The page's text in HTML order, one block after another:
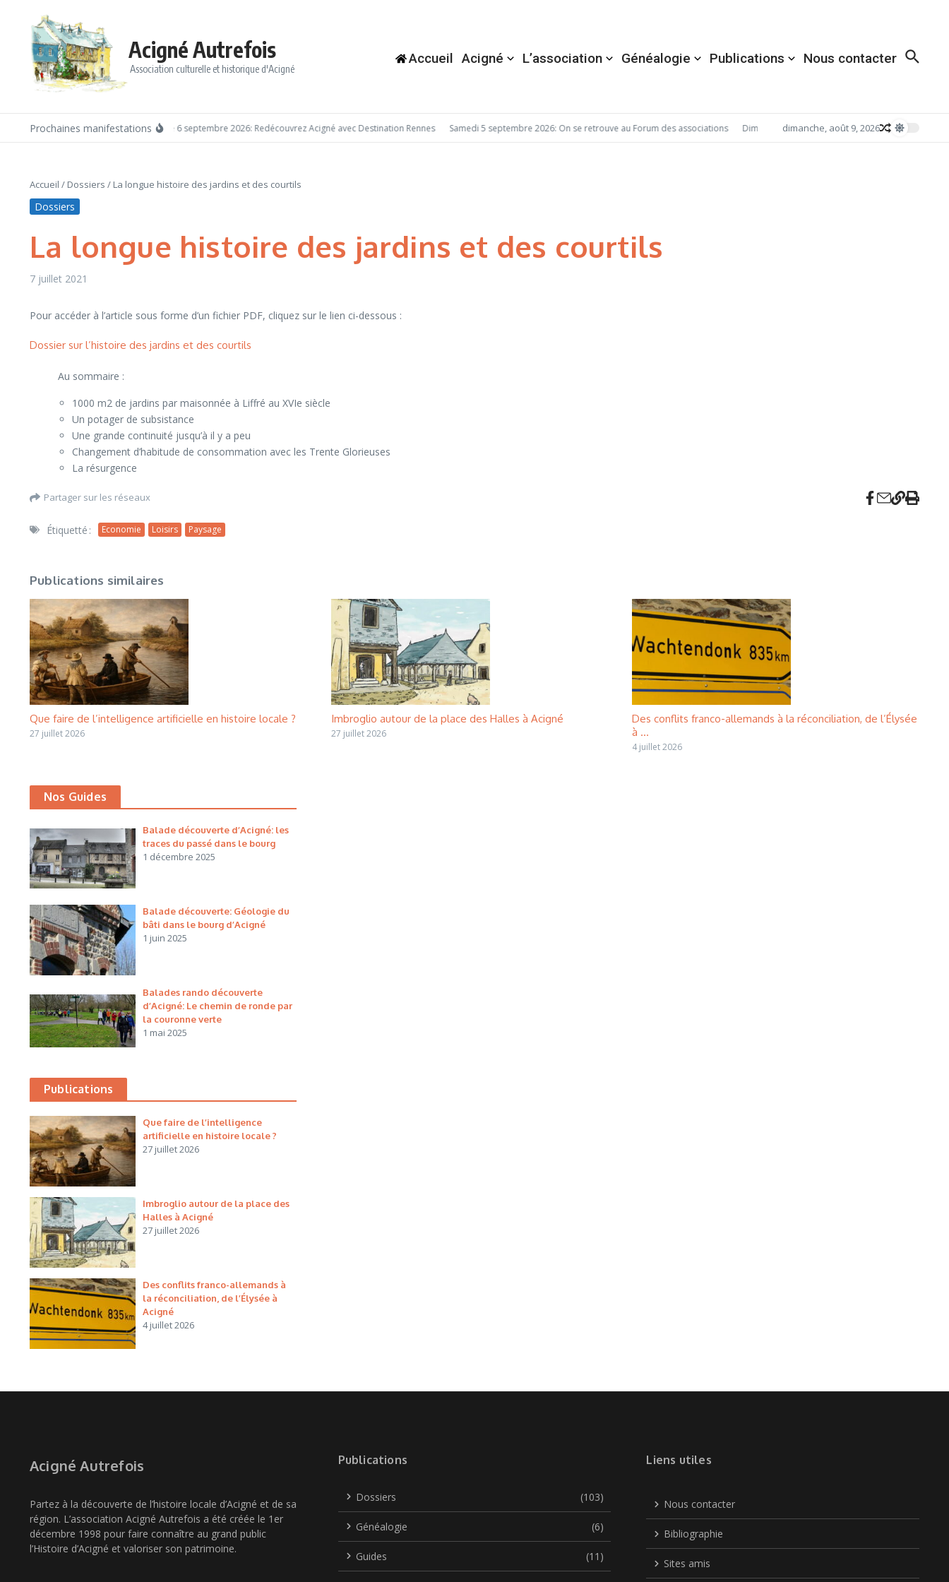
Acigné Autrefois
Association culturelle et historique d'Acigné
Accueil Acigné L’association Généalogie Publications Nous contacter
Prochaines manifestationsDimanche 6 septembre 2026: Redécouvrez Acigné avec Destination Rennes Samedi 5 septembre 2026: On se retrouve au Forum des associations Dimanche 6 septembre 2026: Redécouvrez Acigné
dimanche, août 9, 2026
Accueil / Dossiers / La longue histoire des jardins et des courtils
Dossiers
La longue histoire des jardins et des courtils
7 juillet 2021
Pour accéder à l’article sous forme d’un fichier PDF, cliquez sur le lien ci-dessous :
Dossier sur l’histoire des jardins et des courtils
Au sommaire :
1000 m2 de jardins par maisonnée à Liffré au XVIe siècle
Un potager de subsistance
Une grande continuité jusqu’à il y a peu
Changement d’habitude de consommation avec les Trente Glorieuses
La résurgence
Partager sur les réseaux
Étiquetté : Economie Loisirs Paysage
Publications similaires
Que faire de l’intelligence artificielle en histoire locale ?
27 juillet 2026
Imbroglio autour de la place des Halles à Acigné
27 juillet 2026
Des conflits franco-allemands à la réconciliation, de l’Élysée
à ...
4 juillet 2026
Nos Guides
Balade découverte d’Acigné: les
traces du passé dans le bourg
1 décembre 2025
Balade découverte: Géologie du
bâti dans le bourg d’Acigné
1 juin 2025
Balades rando découverte
d’Acigné: Le chemin de ronde par
la couronne verte
1 mai 2025
Publications
Que faire de l’intelligence
artificielle en histoire locale ?
27 juillet 2026
Imbroglio autour de la place des
Halles à Acigné
27 juillet 2026
Des conflits franco-allemands à
la réconciliation, de l’Élysée à
Acigné
4 juillet 2026
Acigné Autrefois
Partez à la découverte de l’histoire locale d’Acigné et de sa
région. L’association Acigné Autrefois a été créée le 1er
décembre 1998 pour faire connaître au grand public
l’Histoire d’Acigné et valoriser son patrimoine.
Publications
Dossiers (103)
Généalogie (6)
Guides (11)
Liens utiles
Nous contacter
Bibliographie
Sites amis